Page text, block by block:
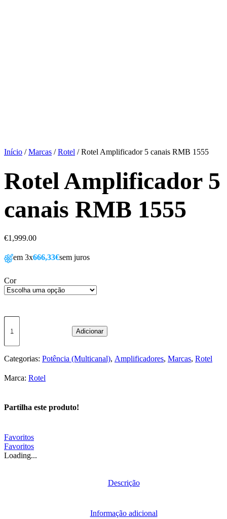
Início /Marcas /Rotel / Rotel Amplificador 5 canais RMB 1555
Rotel Amplificador 5
canais RMB 1555
€1,999.00
em 3x666,33€sem juros
Cor
Quantidade
de
Amplificador
5
canais
RMB
Adicionar
Categorias: Potência (Multicanal), Amplificadores, Marcas, Rotel
Marca: Rotel
Partilha este produto!
Favoritos
Favoritos
Loading...
Descrição
Informação adicional